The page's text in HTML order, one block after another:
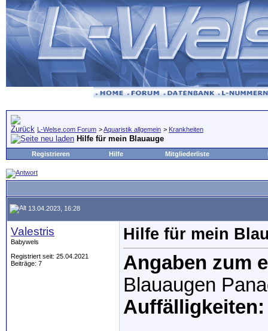
L-Welse.com Forum >Aquaristik allgemein > Krankheiten
Hilfe für mein Blauauge
Registrieren Hilfe Mitgliederliste
13.04.2023, 16:28
Valestris
Babywels
Registriert seit: 25.04.2021
Beiträge: 7
Hilfe für mein
Angaben zum
Blauaugen
Auffälligkeiten: